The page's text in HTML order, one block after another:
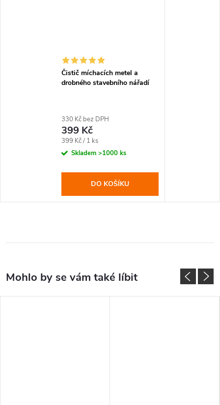
Čistič míchacích metel a
drobného stavebního nářadí
330 Kč bez DPH
399 Kč
Měrná
cena:
399 Kč / 1 ks
Skladem >1000 ks
DO KOŠÍKU